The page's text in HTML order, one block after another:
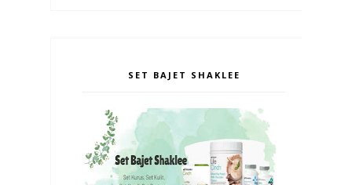
SET BAJET SHAKLEE